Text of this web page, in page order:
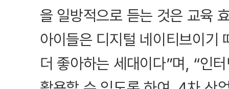
을 일방적으로 듣는 것은 교육
아이들은 디지털 네이티브이기
더 좋아하는 세대이다”며, “인